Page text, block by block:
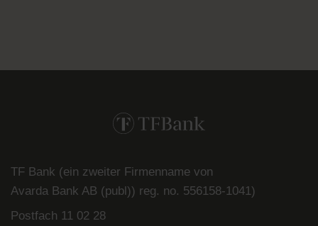
TF Bank (ein zweiter Firmenname von
Avarda Bank AB (publ)) reg. no. 556158-1041)
Postfach 11 02 28